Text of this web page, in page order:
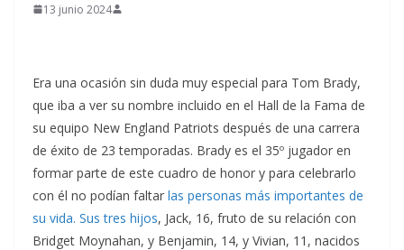
13 junio 2024
Era una ocasión sin duda muy especial para Tom Brady,
que iba a ver su nombre incluido en el Hall de la Fama de
su equipo New England Patriots después de una carrera
de éxito de 23 temporadas. Brady es el 35º jugador en
formar parte de este cuadro de honor y para celebrarlo
con él no podían faltar las personas más importantes de
su vida. Sus tres hijos, Jack, 16, fruto de su relación con
Bridget Moynahan, y Benjamin, 14, y Vivian, 11, nacidos